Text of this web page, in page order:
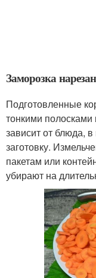
Заморозка
Подготовленные
тонкими полосками
зависит от блюда,
заготовку.
пакетам или
убирают на